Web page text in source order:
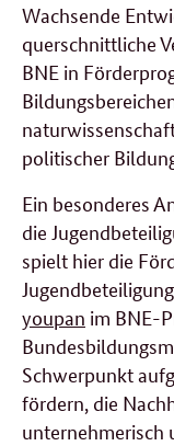
Wachsende
querschnittliche
BNE in
politischer
Ein besonderes
die
spielt hier die
youpan im BNE-
Schwerpunkt
fördern, die
unternehmerisch